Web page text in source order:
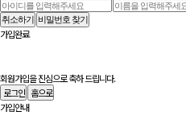
취소하기 비밀번호 찾기
가입완료
회원가입을 진심으로 축하 드립니다.
로그인 홈으로
가입안내